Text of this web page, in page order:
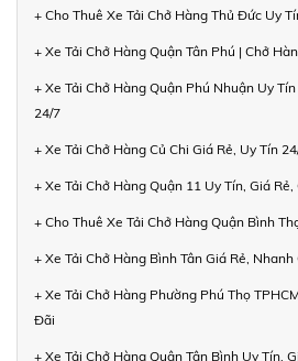
+ Cho Thuê Xe Tải Chở Hàng Thủ Đức Uy
+ Xe Tải Chở Hàng Quận Tân Phú | Chở
+ Xe Tải Chở Hàng Quận Phú Nhuận Uy
24/7
+ Xe Tải Chở Hàng Củ Chi Giá Rẻ, Uy Tín
+ Xe Tải Chở Hàng Quận 11 Uy Tín, Giá
+ Cho Thuê Xe Tải Chở Hàng Quận Bình
+ Xe Tải Chở Hàng Bình Tân Giá Rẻ,
+ Xe Tải Chở Hàng Phường Phú Thọ
Đãi
+ Xe Tải Chở Hàng Quận Tân Bình Uy Tín,